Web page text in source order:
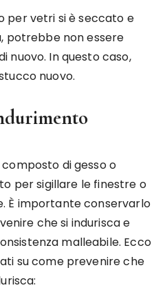
per vetri si è seccato e
potrebbe non essere
nuovo. In questo caso,
nuovo.
di gesso o
per sigillare le finestre o
È importante conservarlo
che si indurisca e
malleabile. Ecco
su come prevenire che